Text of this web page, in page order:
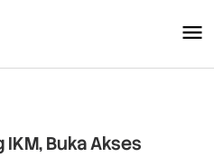
Buka Akses